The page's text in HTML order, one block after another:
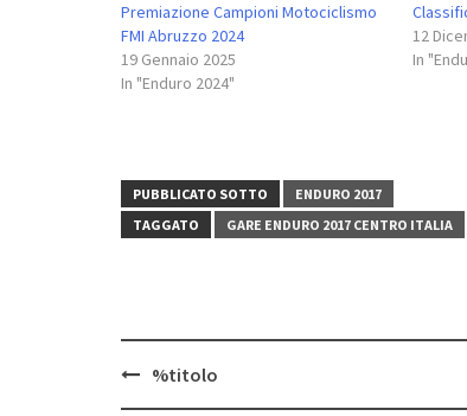
Premiazione Campioni Motociclismo
FMI Abruzzo 2024
19 Gennaio 2025
In "Enduro 2024"
12
In
PUBBLICATO SOTTO
ENDURO 2017
TAGGATO
GARE ENDURO 2017 CENTRO ITALIA
Navigazione
%titolo